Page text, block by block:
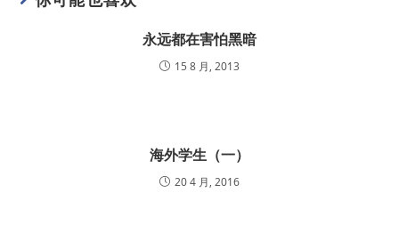
永远都在害怕黑暗
15 8 月, 2013
海外学生（一）
20 4 月, 2016